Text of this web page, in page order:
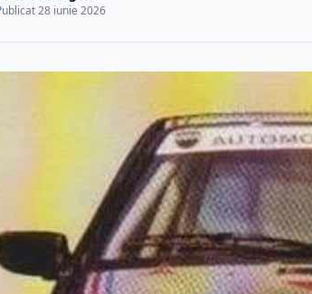
28 iunie 2026